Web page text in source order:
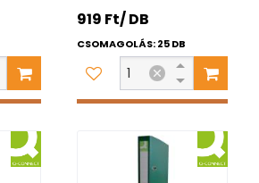
919 Ft/ DB
CSOMAGOLÁS: 25 DB